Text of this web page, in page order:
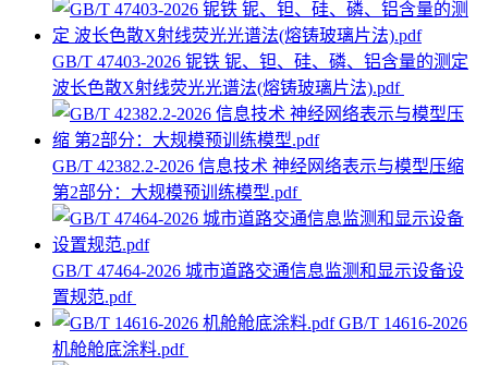
GB/T 47403-2026 铌铁 铌、钽、硅、磷、铝含量的测定
波长色散X射线荧光光谱法(熔铸玻璃片法).pdf
GB/T 42382.2-2026 信息技术 神经网络表示与模型压缩
第2部分：大规模预训练模型.pdf
GB/T 47464-2026 城市道路交通信息监测和显示设备设
置规范.pdf
GB/T 14616-2026
机舱舱底涂料.pdf